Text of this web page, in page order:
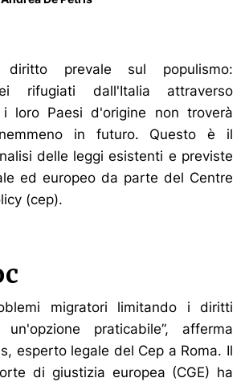
prevale sul populismo:
rifugiati dall'Italia attraverso
loro Paesi d'origine non troverà
in futuro. Questo è il
delle leggi esistenti e previste
ed europeo da parte del Centre
(cep).
migratori limitando i diritti
praticabile”, afferma
esperto legale del Cep a Roma. Il
di giustizia europea (CGE) ha